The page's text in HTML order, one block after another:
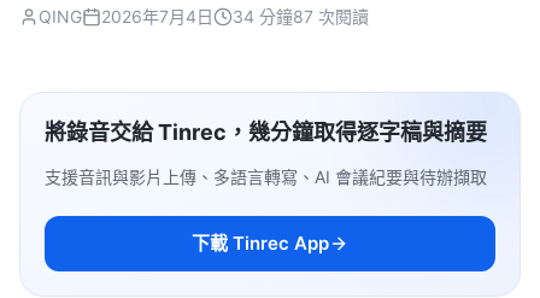
QING 2026年7月4日 34 分鐘87 次閱讀
將錄音交給 Tinrec，幾分鐘取得逐字稿與摘要
支援音訊與影片上傳、多語言轉寫、AI 會議紀要與待辦擷取
下載 Tinrec App